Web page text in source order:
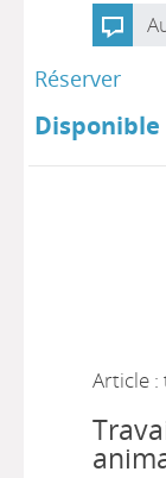
Réserver
Disponible
Article